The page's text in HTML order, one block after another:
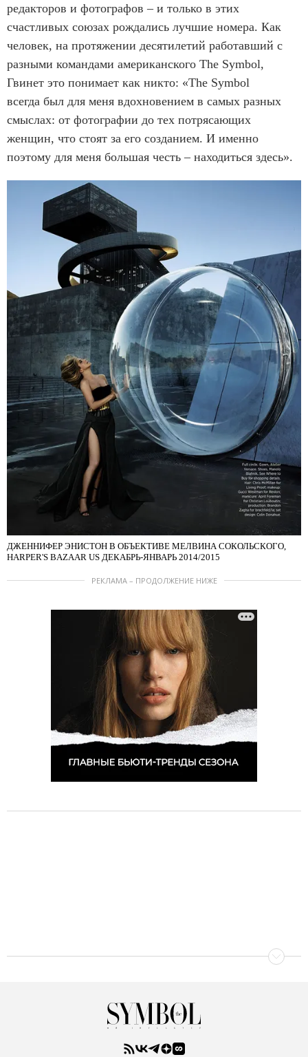
редакторов и фотографов – и только в этих
счастливых союзах рождались лучшие номера. Как
человек, на протяжении десятилетий работавший с
разными командами американского The Symbol,
Гвинет это понимает как никто: «The Symbol
всегда был для меня вдохновением в самых разных
смыслах: от фотографии до тех потрясающих
женщин, что стоят за его созданием. И именно
поэтому для меня большая честь – находиться здесь».
ДЖЕННИФЕР ЭНИСТОН В ОБЪЕКТИВЕ МЕЛВИНА СОКОЛЬСКОГО,
HARPER'S BAZAAR US ДЕКАБРЬ-ЯНВАРЬ 2014/2015
РЕКЛАМА – ПРОДОЛЖЕНИЕ НИЖЕ